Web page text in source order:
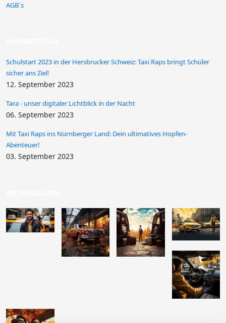
AGB´s
Schulstart 2023 in der Hersbrucker Schweiz: Taxi Raps bringt Schüler
sicher ans Ziel!
12. September 2023
Tara - unser digitaler Lichtblick in der Nacht
06. September 2023
Mit Taxi Raps ins Nürnberger Land: Dein ultimatives Hopfen-
Abenteuer!
03. September 2023